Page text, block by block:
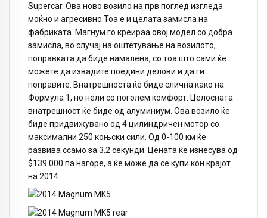
Supercar. Ова ново возило на прв поглед изгледа
моќно и агресивно.Тоа е и целата замисла на
фабриката. Магнум го креираа овој модел со добра
замисла, во случај на оштетување на возилото,
поправката да биде намалена, со тоа што сами ќе
можете да извадите поедини делови и да ги
поправите. Внатрешноста ќе биде слична како на
Формула 1, но нели со поголем комфорт. Целосната
внатрешност ќе биде од алуминиум. Ова возило ќе
биде придвижувано од 4 цилиндричен мотор со
максимални 250 коњски сили. Од 0-100 км ќе
развива ссамо за 3.2 секунди. Цената ќе изнесува од
$139.000 па нагоре, а ќе може да се купи кон крајот
на 2014.